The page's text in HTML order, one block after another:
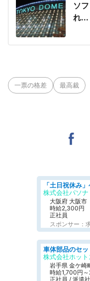
ソ
れ...
一票の格差 最高裁
株式会社パソナ
大阪府 大阪市
時給2,300円
正社員
スポンサー：
株式会社ホッ
岩手県 金ケ崎
時給1,700円～
正社員 / 派遣